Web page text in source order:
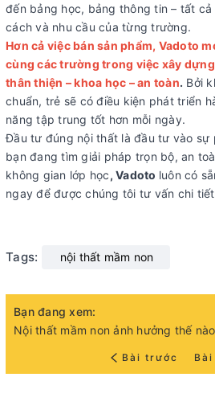
đến bảng học, bảng thông tin – tất
cách và nhu cầu của từng trường.
Hơn cả việc bán sản phẩm, Vadoto
cùng các trường trong việc xây
thân thiện – khoa học – an toàn. Bởi
chuẩn, trẻ sẽ có điều kiện phát triển
năng tập trung tốt hơn mỗi ngày.
Đầu tư đúng nội thất là đầu tư vào sự
bạn đang tìm giải pháp trọn bộ, an
không gian lớp học, Vadoto luôn có
ngay để được chúng tôi tư vấn chi
Tags: nội thất mầm non
Bạn đang xem:
Bài trước